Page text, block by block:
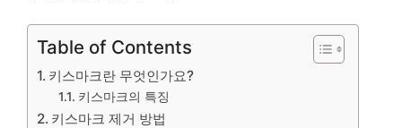
Table of Contents
키스마크란 무엇인가요?
키스마크의 특징
키스마크 제거 방법